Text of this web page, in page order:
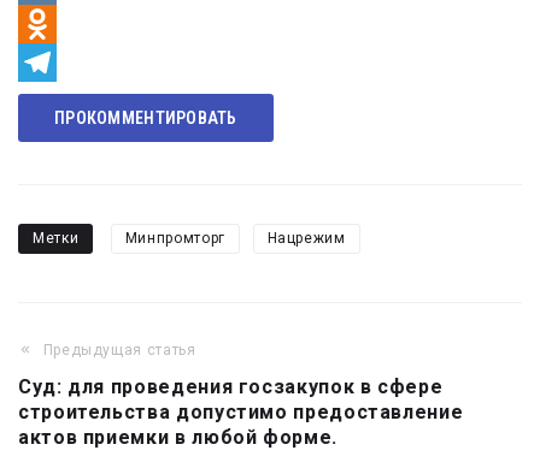
VK
Odnoklassniki
Telegram
ПРОКОММЕНТИРОВАТЬ
Метки Минпромторг Нацрежим
Навигация
по
записям
Предыдущая статья
Суд: для проведения госзакупок в сфере
строительства допустимо предоставление
актов приемки в любой форме.